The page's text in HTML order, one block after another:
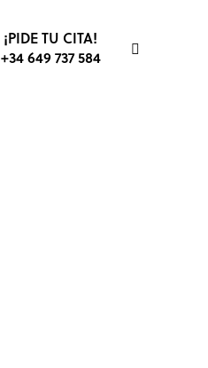
¡PIDE TU CITA!
+34 649 737 584